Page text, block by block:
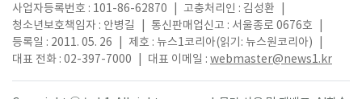
사업자등록번호 : 101-86-62870
고충처리인 : 김성환
청소년보호책임자 : 안병길
통신판매업신고 : 서울종로 0676호
등록일 : 2011. 05. 26
제호 : 뉴스1코리아(읽기: 뉴스원코리아)
대표 전화 : 02-397-7000
대표 이메일 : webmaster@news1.kr